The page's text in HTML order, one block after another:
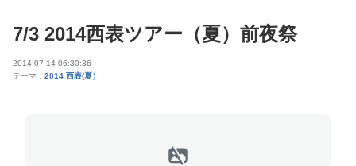
7/3 2014西表ツアー（夏）前夜祭
2014-07-14 06:30:36
テーマ： 2014 西表(夏）